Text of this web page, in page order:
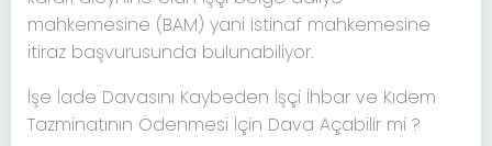
mahkemesine (BAM) yani istinaf mahkemesine
itiraz başvurusunda bulunabiliyor.
İşe İade Davasını Kaybeden İşçi İhbar ve Kıdem
Tazminatının Ödenmesi İçin Dava Açabilir mi ?